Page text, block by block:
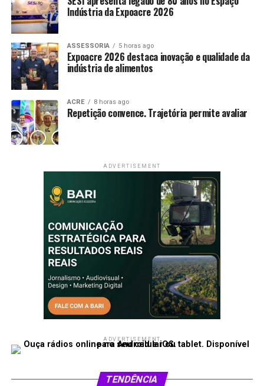
X Facebook WhatsApp
Indústria da Expoacre 2026
ASSESSORIA 5 horas ago
Expoacre 2026 destaca inovação e qualidade da
indústria de alimentos
ACRE 8 horas ago
Repetição convence. Trajetória permite avaliar
ADVERTISEMENT
ADVERTISEMENT
TENDÊNCIA